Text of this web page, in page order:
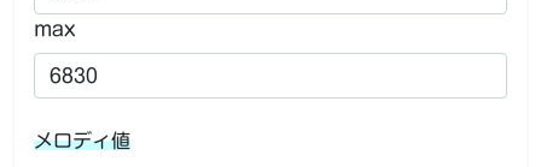
max
メロディ値